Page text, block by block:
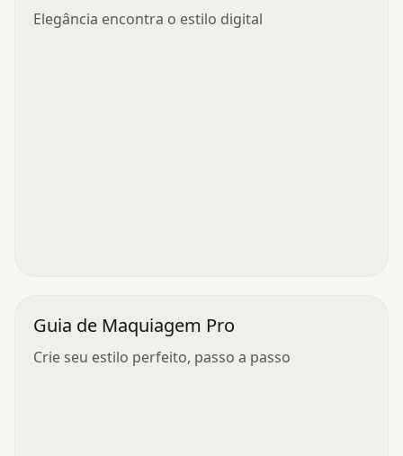
Elegância encontra o estilo digital
Guia de Maquiagem Pro
Crie seu estilo perfeito, passo a passo